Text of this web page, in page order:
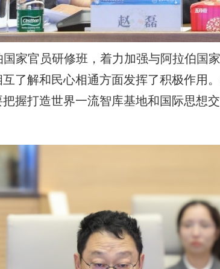
家官员研修班，着力加强与阿拉伯国
了解和民心相通方面发挥了积极作用
握打造世界一流智库基地和国际思想